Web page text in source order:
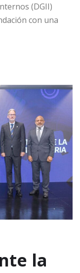
(DGII)
con una
la